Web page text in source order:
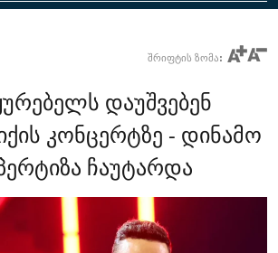
შრიფტის ზომა:
დაუშვებენ
კონცერტზე - დინამო
ჩაუტარდა